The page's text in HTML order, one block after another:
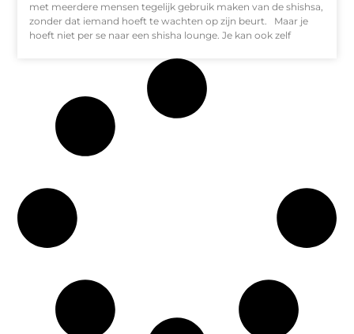
met meerdere mensen tegelijk gebruik maken van de shishsa,
zonder dat iemand hoeft te wachten op zijn beurt. Maar je
hoeft niet per se naar een shisha lounge. Je kan ook zelf